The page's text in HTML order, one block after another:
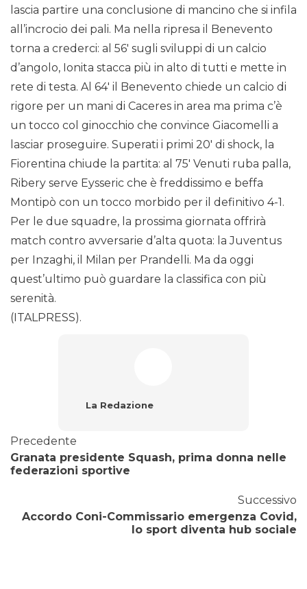
lascia partire una conclusione di mancino che si infila
all’incrocio dei pali. Ma nella ripresa il Benevento
torna a crederci: al 56′ sugli sviluppi di un calcio
d’angolo, Ionita stacca più in alto di tutti e mette in
rete di testa. Al 64′ il Benevento chiede un calcio di
rigore per un mani di Caceres in area ma prima c’è
un tocco col ginocchio che convince Giacomelli a
lasciar proseguire. Superati i primi 20′ di shock, la
Fiorentina chiude la partita: al 75′ Venuti ruba palla,
Ribery serve Eysseric che è freddissimo e beffa
Montipò con un tocco morbido per il definitivo 4-1.
Per le due squadre, la prossima giornata offrirà
match contro avversarie d’alta quota: la Juventus
per Inzaghi, il Milan per Prandelli. Ma da oggi
quest’ultimo può guardare la classifica con più
serenità.
(ITALPRESS).
La Redazione
Precedente
Granata presidente Squash, prima donna nelle
federazioni sportive
Successivo
Accordo Coni-Commissario emergenza Covid,
lo sport diventa hub sociale